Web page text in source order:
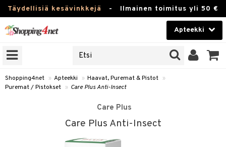
Täydellisiä kesävinkkejä - Ilmainen toimitus yli 50 €
Apteekki
Kauneudenhoito
Piilolinssit
Shopping4net » Apteekki » Haavat, Puremat & Pistot »
Puremat / Pistokset » Care Plus Anti-Insect
Care Plus
Care Plus Anti-Insect